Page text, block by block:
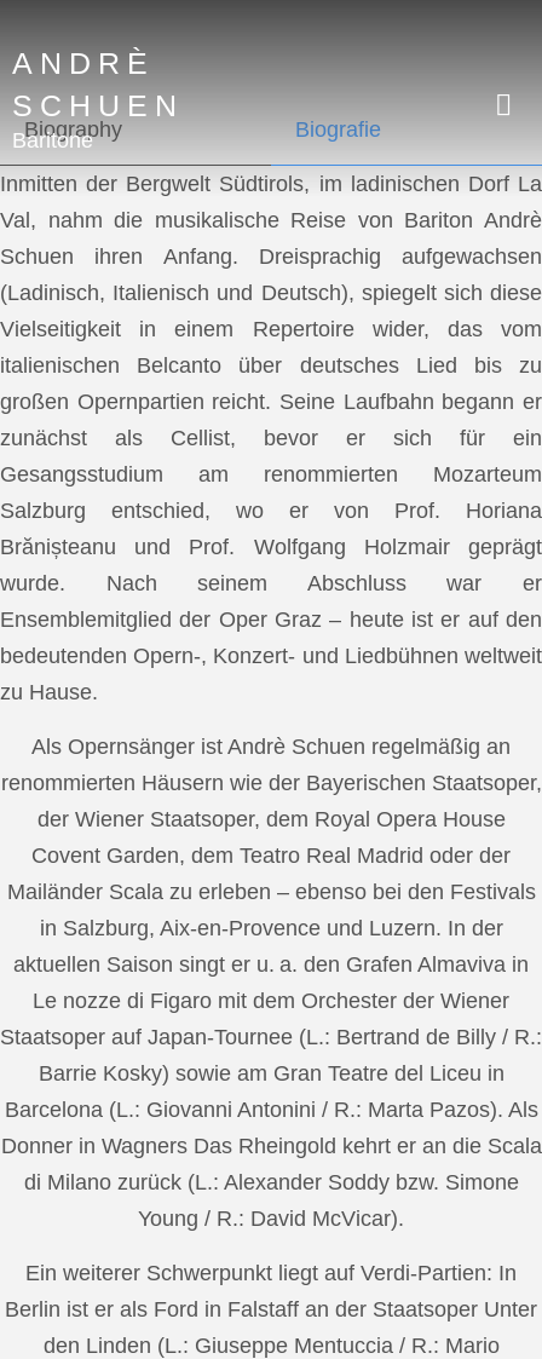
ANDRÈ
SCHUEN
Baritone
Biography Biografie
Inmitten der Bergwelt Südtirols, im ladinischen Dorf La
Val, nahm die musikalische Reise von Bariton Andrè
Schuen ihren Anfang. Dreisprachig aufgewachsen
(Ladinisch, Italienisch und Deutsch), spiegelt sich diese
Vielseitigkeit in einem Repertoire wider, das vom
italienischen Belcanto über deutsches Lied bis zu
großen Opernpartien reicht. Seine Laufbahn begann er
zunächst als Cellist, bevor er sich für ein
Gesangsstudium am renommierten Mozarteum
Salzburg entschied, wo er von Prof. Horiana
Brănișteanu und Prof. Wolfgang Holzmair geprägt
wurde. Nach seinem Abschluss war er
Ensemblemitglied der Oper Graz – heute ist er auf den
bedeutenden Opern-, Konzert- und Liedbühnen weltweit
zu Hause.
Als Opernsänger ist Andrè Schuen regelmäßig an
renommierten Häusern wie der Bayerischen Staatsoper,
der Wiener Staatsoper, dem Royal Opera House
Covent Garden, dem Teatro Real Madrid oder der
Mailänder Scala zu erleben – ebenso bei den Festivals
in Salzburg, Aix-en-Provence und Luzern. In der
aktuellen Saison singt er u. a. den Grafen Almaviva in
Le nozze di Figaro mit dem Orchester der Wiener
Staatsoper auf Japan-Tournee (L.: Bertrand de Billy / R.:
Barrie Kosky) sowie am Gran Teatre del Liceu in
Barcelona (L.: Giovanni Antonini / R.: Marta Pazos). Als
Donner in Wagners Das Rheingold kehrt er an die Scala
di Milano zurück (L.: Alexander Soddy bzw. Simone
Young / R.: David McVicar).
Ein weiterer Schwerpunkt liegt auf Verdi-Partien: In
Berlin ist er als Ford in Falstaff an der Staatsoper Unter
den Linden (L.: Giuseppe Mentuccia / R.: Mario